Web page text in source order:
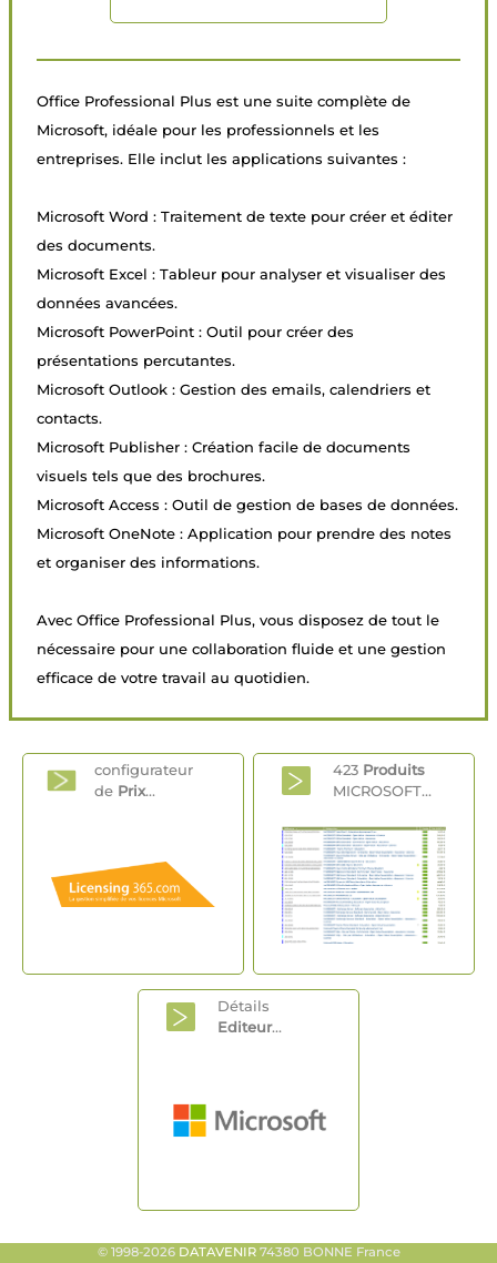
Office Professional Plus est une suite complète de
Microsoft, idéale pour les professionnels et les
entreprises. Elle inclut les applications suivantes :
Microsoft Word : Traitement de texte pour créer et éditer
des documents.
Microsoft Excel : Tableur pour analyser et visualiser des
données avancées.
Microsoft PowerPoint : Outil pour créer des
présentations percutantes.
Microsoft Outlook : Gestion des emails, calendriers et
contacts.
Microsoft Publisher : Création facile de documents
visuels tels que des brochures.
Microsoft Access : Outil de gestion de bases de données.
Microsoft OneNote : Application pour prendre des notes
et organiser des informations.
Avec Office Professional Plus, vous disposez de tout le
nécessaire pour une collaboration fluide et une gestion
efficace de votre travail au quotidien.
configurateur
de Prix...
423 Produits
MICROSOFT...
Détails
Editeur...
© 1998-2026 DATAVENIR74380 BONNE France